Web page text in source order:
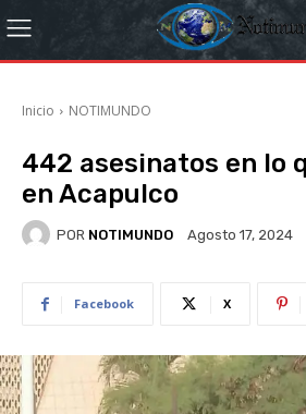
Inicio NOTIMUNDO
442 asesinatos en lo
en Acapulco
POR NOTIMUNDO Agosto 17, 2024
Facebook X